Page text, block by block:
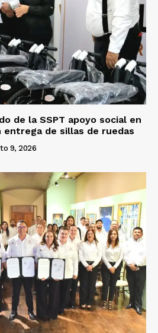
de la SSPT apoyo social en
entrega de sillas de ruedas
9, 2026